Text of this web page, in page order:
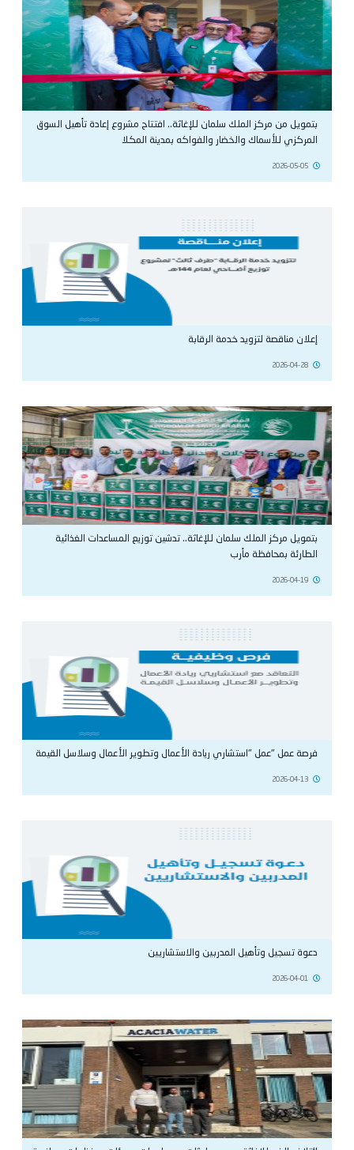
بتمويل من مركز الملك سلمان للإغاثة.. افتتاح مشروع إعادة تأهيل السوق
المركزي للأسماك والخضار والفواكه بمدينة المكلا
2026-05-05
إعلان مناقصة لتزويد خدمة الرقابة
2026-04-28
بتمويل مركز الملك سلمان للإغاثة.. تدشين توزيع المساعدات الغذائية
الطارئة بمحافظة مأرب
2026-04-19
فرصة عمل "عمل "استشاري ريادة الأعمال وتطوير الأعمال وسلاسل القيمة
2026-04-13
دعوة تسجيل وتأهيل المدربين والاستشاريين
2026-04-01